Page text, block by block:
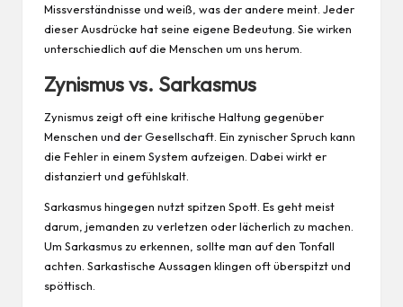
Missverständnisse und weiß, was der andere meint. Jeder
dieser Ausdrücke hat seine eigene Bedeutung. Sie wirken
unterschiedlich auf die Menschen um uns herum.
Zynismus vs. Sarkasmus
Zynismus zeigt oft eine kritische Haltung gegenüber
Menschen und der Gesellschaft. Ein zynischerSpruch kann
die Fehler in einem System aufzeigen. Dabei wirkt er
distanziert und gefühlskalt.
Sarkasmus hingegen nutzt spitzen Spott. Es geht meist
darum, jemanden zu verletzen oder lächerlich zu machen.
Um Sarkasmus zu erkennen, sollte man auf den Tonfall
achten. Sarkastische Aussagen klingen oft überspitzt und
spöttisch.